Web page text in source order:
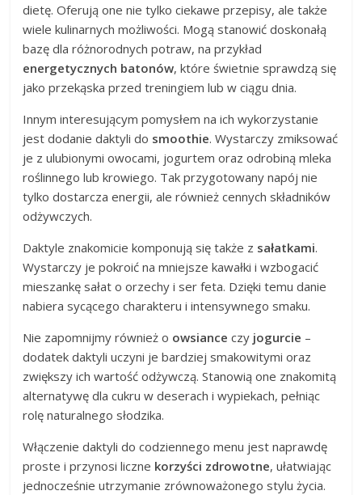
dietę. Oferują one nie tylko ciekawe przepisy, ale także
wiele kulinarnych możliwości. Mogą stanowić doskonałą
bazę dla różnorodnych potraw, na przykład
energetycznych batonów, które świetnie sprawdzą się
jako przekąska przed treningiem lub w ciągu dnia.
Innym interesującym pomysłem na ich wykorzystanie
jest dodanie daktyli do smoothie. Wystarczy zmiksować
je z ulubionymi owocami, jogurtem oraz odrobiną mleka
roślinnego lub krowiego. Tak przygotowany napój nie
tylko dostarcza energii, ale również cennych składników
odżywczych.
Daktyle znakomicie komponują się także z sałatkami.
Wystarczy je pokroić na mniejsze kawałki i wzbogacić
mieszankę sałat o orzechy i ser feta. Dzięki temu danie
nabiera sycącego charakteru i intensywnego smaku.
Nie zapomnijmy również o owsiance czy jogurcie –
dodatek daktyli uczyni je bardziej smakowitymi oraz
zwiększy ich wartość odżywczą. Stanowią one znakomitą
alternatywę dla cukru w deserach i wypiekach, pełniąc
rolę naturalnego słodzika.
Włączenie daktyli do codziennego menu jest naprawdę
proste i przynosi liczne korzyści zdrowotne, ułatwiając
jednocześnie utrzymanie zrównoważonego stylu życia.